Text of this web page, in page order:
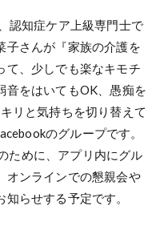
認知症ケア上級専門士で
子さんが『家族の介護を
て、少しでも楽なキモチ
音をはいてもOK、愚痴を
リと気持ちを切り替えて
のグループです。
ために、アプリ内にグル
オンラインでの懇親会や
らせする予定です。